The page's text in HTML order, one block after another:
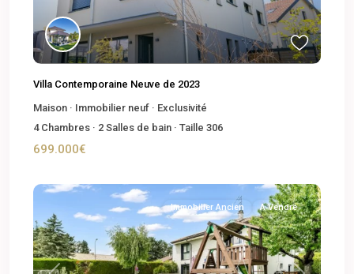
Villa Contemporaine Neuve de 2023
Maison · Immobilier neuf · Exclusivité
4Chambres · 2 Salles de bain · Taille 306
699.000€
Immobilier Ancien A Vendre